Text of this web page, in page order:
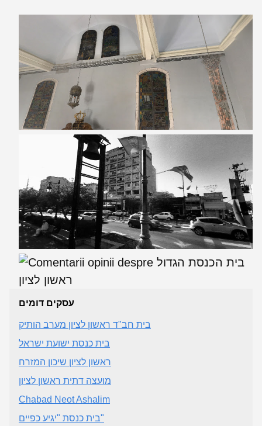
עסקים דומים
בית חב"ד ראשון לציון מערב הותיק
בית כנסת ישועת ישראל
ראשון לציון שיכון המזרח
מועצה דתית ראשון לציון
Chabad Neot Ashalim
בית כנסת "יגיע כפיים"